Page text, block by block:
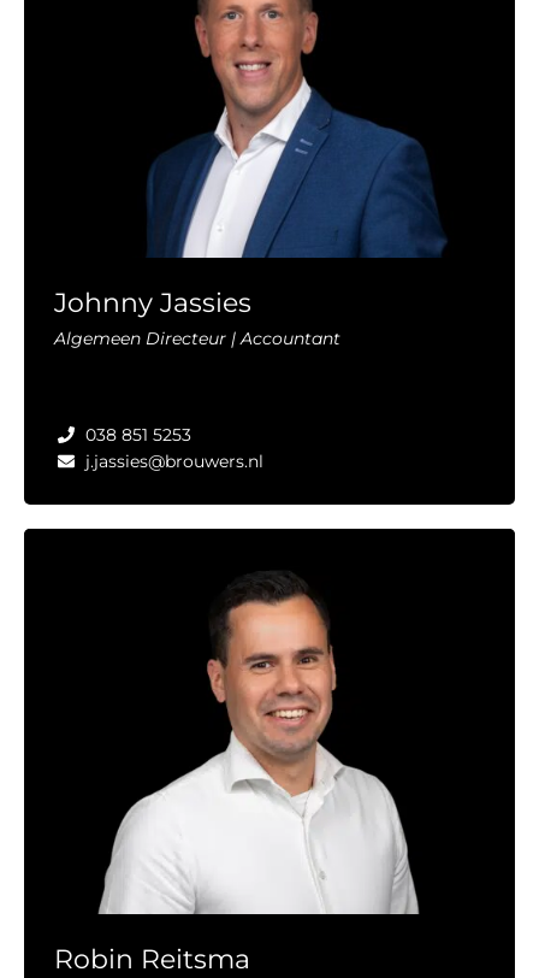
Johnny Jassies
Algemeen Directeur | Accountant
038 851 5253
j.jassies@brouwers.nl
Robin Reitsma